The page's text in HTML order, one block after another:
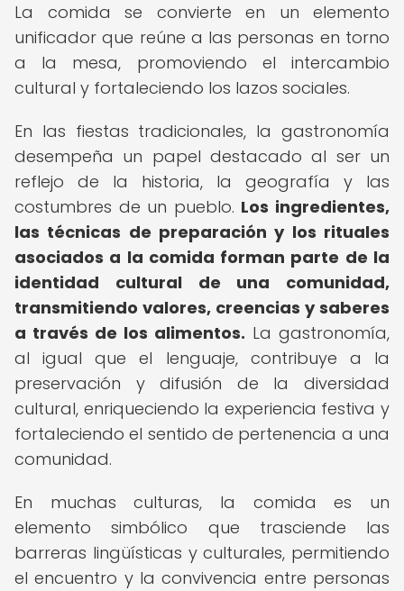
La comida se convierte en un elemento
unificador que reúne a las personas en torno
a la mesa, promoviendo el intercambio
cultural y fortaleciendo los lazos sociales.
En las fiestas tradicionales, la gastronomía
desempeña un papel destacado al ser un
reflejo de la historia, la geografía y las
costumbres de un pueblo. Los ingredientes,
las técnicas de preparación y los rituales
asociados a la comida forman parte de la
identidad cultural de una comunidad,
transmitiendo valores, creencias y saberes
a través de los alimentos. La gastronomía,
al igual que el lenguaje, contribuye a la
preservación y difusión de la diversidad
cultural, enriqueciendo la experiencia festiva y
fortaleciendo el sentido de pertenencia a una
comunidad.
En muchas culturas, la comida es un
elemento simbólico que trasciende las
barreras lingüísticas y culturales, permitiendo
el encuentro y la convivencia entre personas